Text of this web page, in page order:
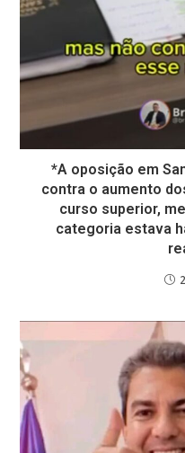
*A oposição em
contra o aumento
curso superior,
categoria estava